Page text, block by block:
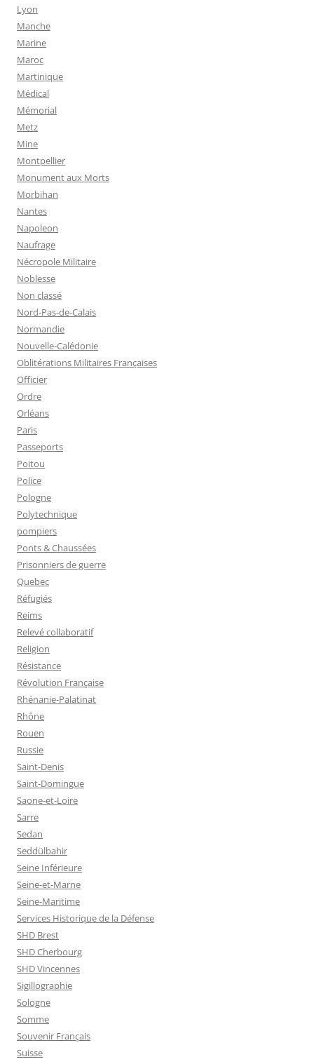
Lyon
Manche
Marine
Maroc
Martinique
Médical
Mémorial
Metz
Mine
Montpellier
Monument aux Morts
Morbihan
Nantes
Napoleon
Naufrage
Nécropole Militaire
Noblesse
Non classé
Nord-Pas-de-Calais
Normandie
Nouvelle-Calédonie
Oblitérations Militaires Françaises
Officier
Ordre
Orléans
Paris
Passeports
Poitou
Police
Pologne
Polytechnique
pompiers
Ponts & Chaussées
Prisonniers de guerre
Quebec
Réfugiés
Reims
Relevé collaboratif
Religion
Résistance
Révolution Française
Rhénanie-Palatinat
Rhône
Rouen
Russie
Saint-Denis
Saint-Domingue
Saone-et-Loire
Sarre
Sedan
Seddülbahir
Seine Inférieure
Seine-et-Marne
Seine-Maritime
Services Historique de la Défense
SHD Brest
SHD Cherbourg
SHD Vincennes
Sigillographie
Sologne
Somme
Souvenir Français
Suisse